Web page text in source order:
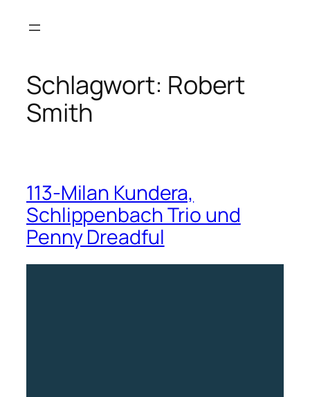
Inhalt
Schlagwort: Robert
Smith
113-Milan Kundera,
Schlippenbach Trio und
Penny Dreadful